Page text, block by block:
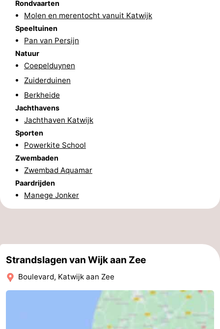
Natuur
Hollands
Duin
Noordwijk
Katwijk
Scheveningen
Haag
Rotterdam
Rockanje
Weer
Contact
Rondvaarten
Molen en merentocht vanuit Katwijk
Speeltuinen
Pan van Persijn
Natuur
Coepelduynen
Zuiderduinen
Berkheide
Jachthavens
Jachthaven Katwijk
Sporten
Powerkite School
Zwembaden
Zwembad Aquamar
Paardrijden
Manege Jonker
Strandslagen van Wijk aan Zee
Boulevard, Katwijk aan Zee